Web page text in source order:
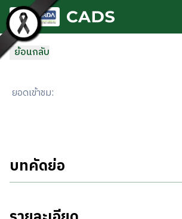
ข้ามไปยังเนื้อหาหลัก
ย้อนกลับ
ยอดเข้าชม:
บทคัดย่อ